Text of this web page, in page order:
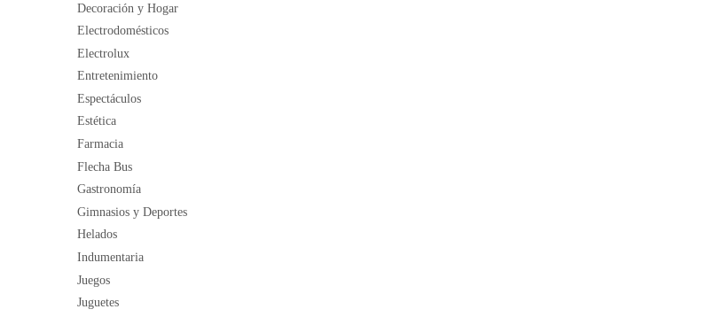
Decoración y Hogar
Electrodomésticos
Electrolux
Entretenimiento
Espectáculos
Estética
Farmacia
Flecha Bus
Gastronomía
Gimnasios y Deportes
Helados
Indumentaria
Juegos
Juguetes